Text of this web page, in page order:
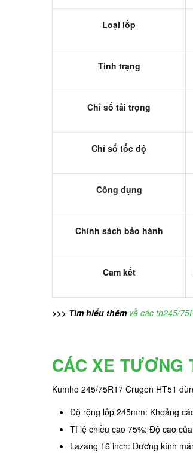
Loại lốp
Tình trạng
Chỉ số tải trọng
Chỉ số tốc độ
Công dụng
Chính sách bảo hành
Cam kết
>>> Tìm hiểu thêm về các th245/
CÁC XE TƯƠNG
Kumho 245/75R17 Crugen HT51
Độ rộng lốp 245mm: Khoảng
Tỉ lệ chiều cao 75%: Độ cao
Lazang 16 inch: Đường kính